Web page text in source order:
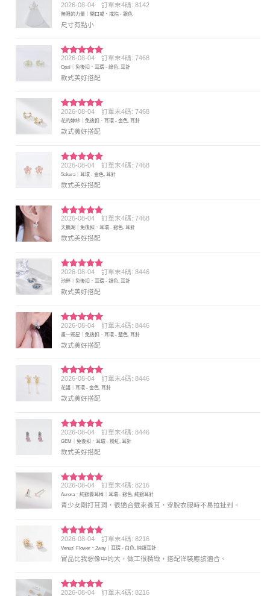
評分4
滿分 5
2026-08-04 訂單末4碼: 8142
無限的力量｜開口戒．戒指 - 銀色
尺寸有點小
評分5 滿
分 5
2026-08-04 訂單末4碼: 7468
Opal｜免後扣．耳環 - 綠色, 耳針
款式美好搭配
評分5 滿
分 5
2026-08-04 訂單末4碼: 7468
花的嫁紗｜免後扣．耳環 - 金色, 耳針
款式美好搭配
評分5 滿
分 5
2026-08-04 訂單末4碼: 7468
Sakura｜耳環 - 金色, 耳針
款式美好搭配
評分5 滿
分 5
2026-08-04 訂單末4碼: 7468
天鵝湖｜免後扣．耳環 - 銀色, 耳針
款式美好搭配
評分5 滿
分 5
2026-08-04 訂單末4碼: 8446
池畔｜免後扣．耳環 - 銀色, 耳針
款式美好搭配
評分5滿
分 5
2026-08-04 訂單末4碼: 8446
畫一顆星｜免後扣．耳環 - 藍色, 耳針
款式美好搭配
評分5 滿
分 5
2026-08-04 訂單末4碼: 8446
花語｜耳環 - 金色, 耳針
款式美好搭配
評分5 滿
分 5
2026-08-04 訂單末4碼: 8446
GEM｜免後扣．耳環 - 粉紅, 耳針
款式美好搭配
評分5 滿
分 5
2026-08-04 訂單末4碼: 8216
Aurora．純銀養耳棒｜耳環 - 銀色, 純銀耳針
青少女剛打耳洞，很適合戴來養耳，穿脫衣服時不易拉扯到。
評分5 滿
分 5
2026-08-04 訂單末4碼: 8216
Venus' Flower．2way｜耳環 - 白色, 純銀耳針
實品比我想像中的大，做工很精緻，搭配洋裝應該適合。
2026-08-04 訂單末4碼: 8216